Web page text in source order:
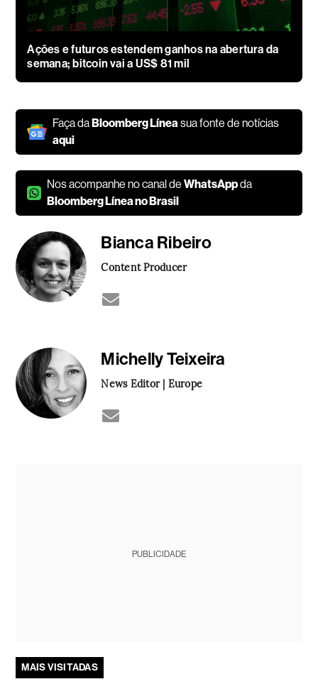
Ações e futuros estendem ganhos na abertura da
semana; bitcoin vai a US$ 81 mil
Faça daBloomberg Líneasua fonte de notícias
aqui
Nos acompanhe no canal deWhatsAppda
Bloomberg Línea no Brasil
Bianca Ribeiro
Content Producer
Michelly Teixeira
News Editor | Europe
PUBLICIDADE
MAIS VISITADAS